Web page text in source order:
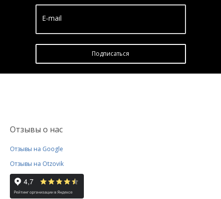
E-mail
Подписатьcя
Отзывы о нас
Отзывы на Google
Отзывы на Otzovik